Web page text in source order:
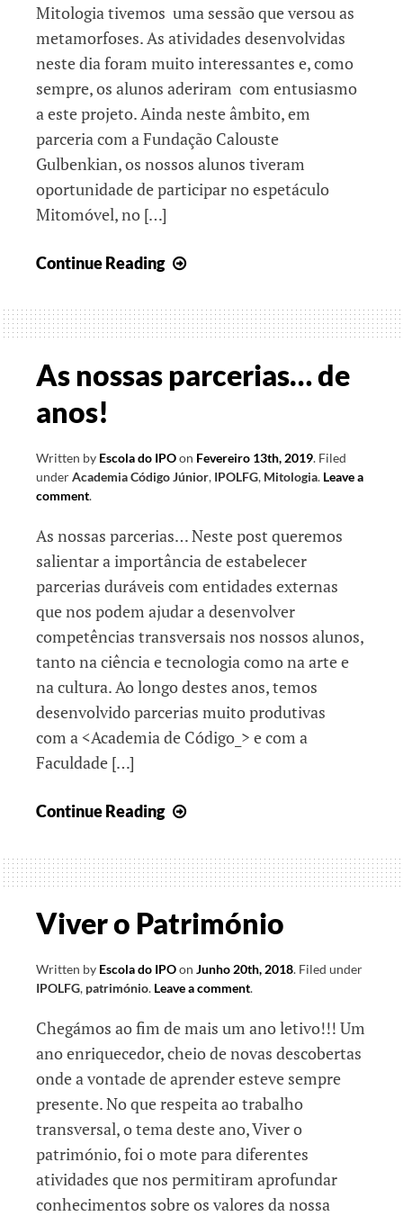
Mitologia tivemos uma sessão que versou as
metamorfoses. As atividades desenvolvidas
neste dia foram muito interessantes e, como
sempre, os alunos aderiram com entusiasmo
a este projeto. Ainda neste âmbito, em
parceria com a Fundação Calouste
Gulbenkian, os nossos alunos tiveram
oportunidade de participar no espetáculo
Mitomóvel, no […]
Continue Reading
muito
animado!!!
As nossas parcerias… de
anos!
Written by Escola do IPOon Fevereiro 13th, 2019. Filed
underAcademia Código Júnior, IPOLFG, Mitologia. Leave a
comment.
As nossas parcerias… Neste post queremos
salientar a importância de estabelecer
parcerias duráveis com entidades externas
que nos podem ajudar a desenvolver
competências transversais nos nossos alunos,
tanto na ciência e tecnologia como na arte e
na cultura. Ao longo destes anos, temos
desenvolvido parcerias muito produtivas
com a <Academia de Código_> e com a
Faculdade […]
Continue Reading
parcerias…
de
Viver o Património
Written by Escola do IPOon Junho 20th, 2018. Filed under
IPOLFG, património. Leave a comment.
Chegámos ao fim de mais um ano letivo!!! Um
ano enriquecedor, cheio de novas descobertas
onde a vontade de aprender esteve sempre
presente. No que respeita ao trabalho
transversal, o tema deste ano, Viver o
património, foi o mote para diferentes
atividades que nos permitiram aprofundar
conhecimentos sobre os valores da nossa